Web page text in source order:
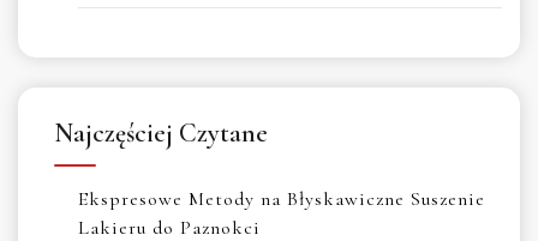
Najczęściej Czytane
Ekspresowe Metody na Błyskawiczne Suszenie
Lakieru do Paznokci